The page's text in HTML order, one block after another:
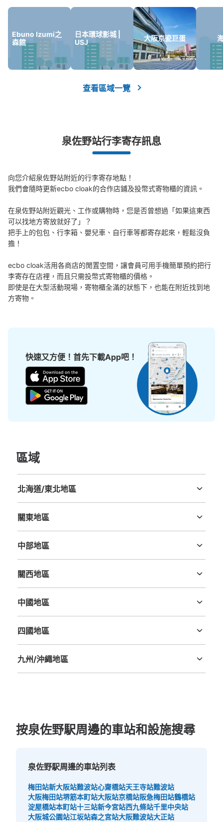
Ebuno Izumi之
森館
日本環球影城 |
USJ
大阪京瓷巨蛋
查看區域一覽
泉佐野站行李寄存訊息
向您介紹泉佐野站附近的行李寄存地點！
我們會隨時更新ecbo cloak的合作店鋪及投幣式寄物櫃的資訊。
在泉佐野站附近觀光、工作或購物時，您是否曾想過「如果這東西
可以找地方寄放就好了」？
把手上的包包、行李箱、嬰兒車、自行車等都寄存起來，輕鬆沒負
擔！
ecbo cloak活用各商店的閒置空間，讓會員可用手機簡單預約把行
李寄存在店裡，而且只需投幣式寄物櫃的價格。
即使是在大型活動現場，寄物櫃全滿的狀態下，也能在附近找到地
方寄物。
快速又方便！首先下載App吧！
區域
北海道/東北地區
關東地區
中部地區
關西地區
中國地區
四國地區
九州/沖繩地區
按泉佐野駅周邊的車站和設施搜尋
泉佐野駅周邊的車站列表
梅田站新大阪站難波站心齋橋站天王寺站難波站
大阪梅田站堺筋本町站大阪站京橋站阪急梅田站鶴橋站
淀屋橋站本町站十三站新今宮站西九條站千里中央站
大阪城公園站江坂站森之宮站大阪難波站大正站